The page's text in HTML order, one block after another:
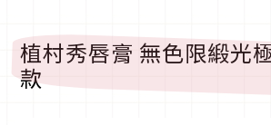
植村秀唇膏 無色限緞光
款